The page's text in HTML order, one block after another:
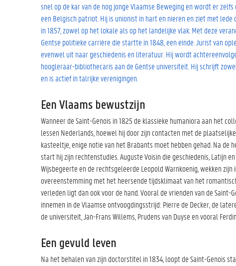
snel op de kar van de nog jonge Vlaamse Beweging en wordt er
een Belgisch patriot. Hij is unionist in hart en nieren en ziet met
in 1857, zowel op het lokale als op het landelijke vlak. Met deze
Gentse politieke carrière die startte in 1848, een einde. Jurist van
evenwel uit naar geschiedenis en literatuur. Hij wordt
hoogleraar-bibliothecaris aan de Gentse universiteit. Hij schrijft
en is actief in talrijke verenigingen.
Een Vlaams bewustzijn
Wanneer de Saint-Genois in 1825 de klassieke humaniora aan het
lessen Nederlands, hoewel hij door zijn contacten met de
kasteeltje, enige notie van het Brabants moet hebben gehad. Na de
start hij zijn rechtenstudies. Auguste Voisin die geschiedenis, Latijn
Wijsbegeerte en de rechtsgeleerde Leopold Warnkoenig, wekken
overeenstemming met het heersende tijdsklimaat van het
verleden ligt dan ook voor de hand. Vooral de vrienden van de
innemen in de Vlaamse ontvoogdingsstrijd: Pierre de Decker, de
de universiteit, Jan-Frans Willems, Prudens van Duyse en vooral
Een gevuld leven
Na het behalen van zijn doctorstitel in 1834, loopt de Saint-Genois